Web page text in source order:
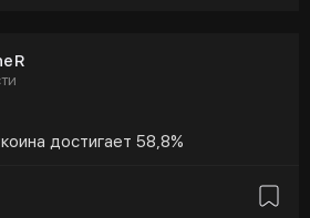
достигает 58,8%